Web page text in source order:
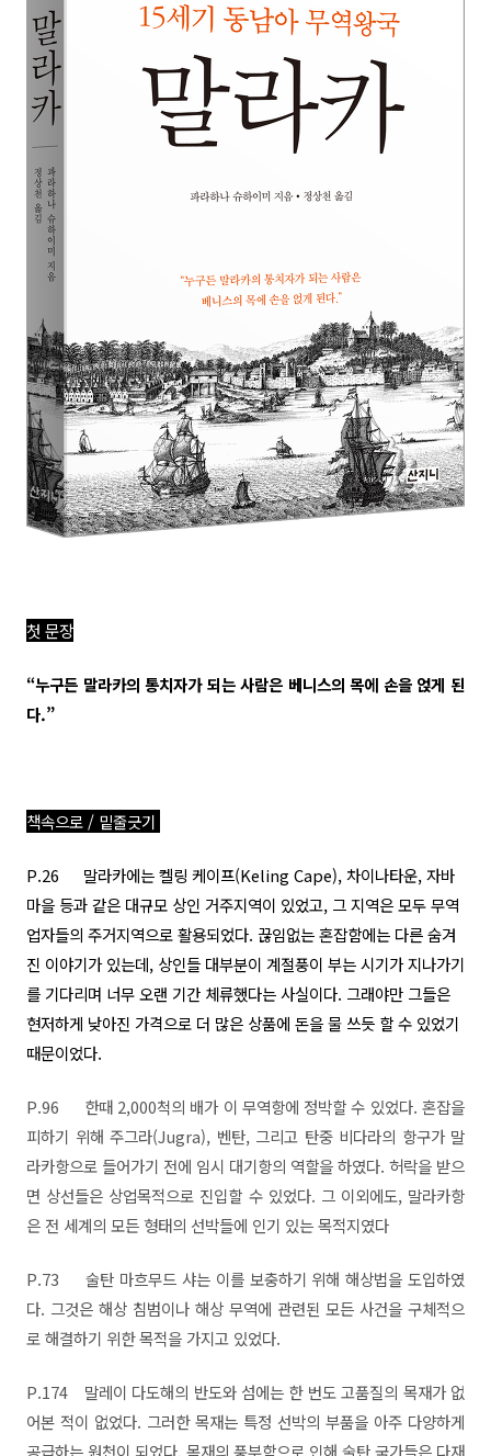
첫 문장
“누구든 말라카의 통치자가 되는 사람은 베니스의 목에 손을 얹게 된
다.”
책속으로 / 밑줄긋기
P.26
말라카에는 켈링 케이프(Keling Cape), 차이나타운, 자바
마을 등과 같은 대규모 상인 거주지역이 있었고, 그 지역은 모두 무역
업자들의 주거지역으로 활용되었다. 끊임없는 혼잡함에는 다른 숨겨
진 이야기가 있는데, 상인들 대부분이 계절풍이 부는 시기가 지나가기
를 기다리며 너무 오랜 기간 체류했다는 사실이다. 그래야만 그들은
현저하게 낮아진 가격으로 더 많은 상품에 돈을 물 쓰듯 할 수 있었기
때문이었다.
P.96
한때 2,000척의 배가 이 무역항에 정박할 수 있었다. 혼잡을
피하기 위해 주그라(Jugra), 벤탄, 그리고 탄중 비다라의 항구가 말
라카항으로 들어가기 전에 임시 대기항의 역할을 하였다. 허락을 받으
면 상선들은 상업목적으로 진입할 수 있었다. 그 이외에도, 말라카항
은 전 세계의 모든 형태의 선박들에 인기 있는 목적지였다
P.73
술탄 마흐무드 샤는 이를 보충하기 위해 해상법을 도입하였
다. 그것은 해상 침범이나 해상 무역에 관련된 모든 사건을 구체적으
로 해결하기 위한 목적을 가지고 있었다.
P.174
말레이 다도해의 반도와 섬에는 한 번도 고품질의 목재가 없
어본 적이 없었다. 그러한 목재는 특정 선박의 부품을 아주 다양하게
공급하는 원천이 되었다. 목재의 풍부함으로 인해 술탄 국가들은 다재